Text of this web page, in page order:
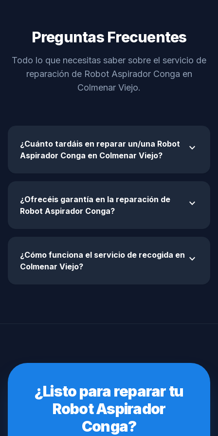
Preguntas Frecuentes
Todo lo que necesitas saber sobre el servicio de
reparación de Robot Aspirador Conga en
Colmenar Viejo.
¿Cuánto tardáis en reparar un/una Robot
Aspirador Conga en Colmenar Viejo?
expand_more
¿Ofrecéis garantía en la reparación de
Robot Aspirador Conga?
expand_more
¿Cómo funciona el servicio de recogida en
Colmenar Viejo?
expand_more
¿Listo para reparar tu
Robot Aspirador
Conga?